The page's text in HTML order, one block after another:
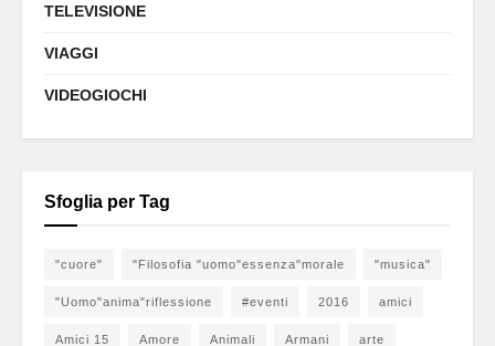
TELEVISIONE
VIAGGI
VIDEOGIOCHI
Sfoglia per Tag
"cuore" "Filosofia "uomo"essenza"morale "musica"
"Uomo"anima"riflessione #eventi 2016 amici
Amici 15 Amore Animali Armani arte